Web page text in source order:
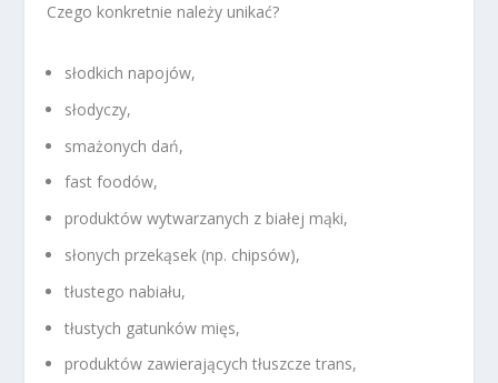
Czego konkretnie należy unikać?
słodkich napojów,
słodyczy,
smażonych dań,
fast foodów,
produktów wytwarzanych z białej mąki,
słonych przekąsek (np. chipsów),
tłustego nabiału,
tłustych gatunków mięs,
produktów zawierających tłuszcze trans,